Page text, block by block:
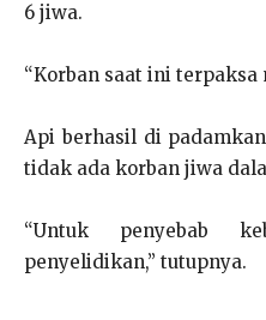
6 jiwa.
“Korban saat ini terpaksa
Api berhasil di
tidak ada korban jiwa
“Untuk penyebab
penyelidikan,” tutupnya.